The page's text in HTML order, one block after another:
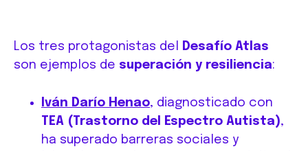
Los tres protagonistas del
Desafío Atlas
son ejemplos de superación y resiliencia:
Iván Darío Henao, diagnosticado con
TEA (Trastorno del Espectro Autista),
ha superado barreras sociales y